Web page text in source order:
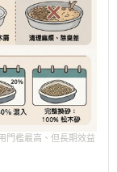
門檻最高、但長期效益